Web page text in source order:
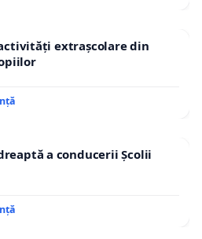
extrașcolare din
a conducerii Școlii